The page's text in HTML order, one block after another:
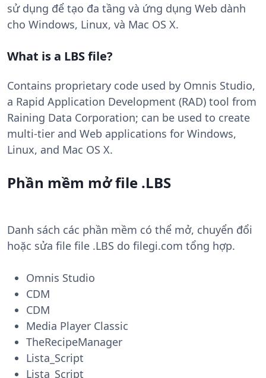
sử dụng để tạo đa tầng và ứng dụng Web dành
cho Windows, Linux, và Mac OS X.
What is a LBS file?
Contains proprietary code used by Omnis Studio,
a Rapid Application Development (RAD) tool from
Raining Data Corporation; can be used to create
multi-tier and Web applications for Windows,
Linux, and Mac OS X.
Phần mềm mở file .LBS
Danh sách các phần mềm có thể mở, chuyển đổi
hoặc sửa file file .LBS do filegi.com tổng hợp.
Omnis Studio
CDM
CDM
Media Player Classic
TheRecipeManager
Lista_Script
Lista_Script